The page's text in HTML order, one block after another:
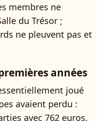
membres ne
du Trésor ;
ne pleuvent pas et
années
joué
avaient perdu :
avec 762 euros,